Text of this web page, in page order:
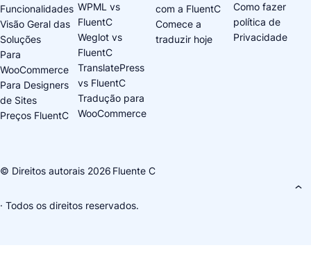
Funcionalidades
Visão Geral das
Soluções
Para
WooCommerce
Para Designers
de Sites
Preços FluentC
WPML vs
FluentC
Weglot vs
FluentC
TranslatePress
vs FluentC
Tradução para
WooCommerce
com a FluentC
Comece a
traduzir hoje
Como fazer
política de
Privacidade
© Direitos autorais 2026 Fluente C
· Todos os direitos reservados.